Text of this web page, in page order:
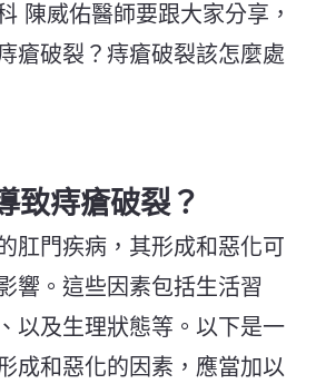
陳威佑醫師要跟大家分享，
瘡破裂？痔瘡破裂該怎麼處
致痔瘡破裂？
肛門疾病，其形成和惡化可
響。這些因素包括生活習
以及生理狀態等。以下是一
成和惡化的因素，應當加以